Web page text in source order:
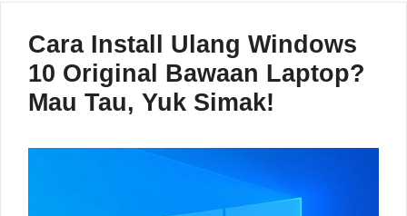
Cara Install Ulang Windows
10 Original Bawaan Laptop?
Mau Tau, Yuk Simak!